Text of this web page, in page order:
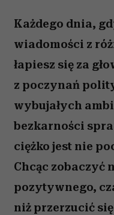
Każdego dnia,
wiadomości z
łapiesz się za
z poczynań
wybujałych
bezkarności
ciężko jest nie
Chcąc zobaczyć
pozytywnego,
niż przerzucić